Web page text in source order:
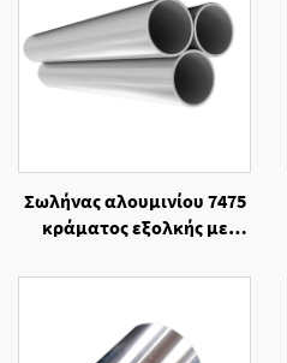
Σωλήνας αλουμινίου 7475
κράματος εξολκής με